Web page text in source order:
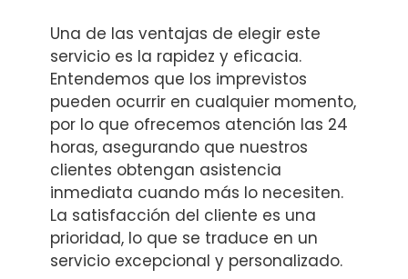
Una de las ventajas de elegir este
servicio es la rapidez y eficacia.
Entendemos que los imprevistos
pueden ocurrir en cualquier momento,
por lo que ofrecemos atención las 24
horas, asegurando que nuestros
clientes obtengan asistencia
inmediata cuando más lo necesiten.
La satisfacción del cliente es una
prioridad, lo que se traduce en un
servicio excepcional y personalizado.